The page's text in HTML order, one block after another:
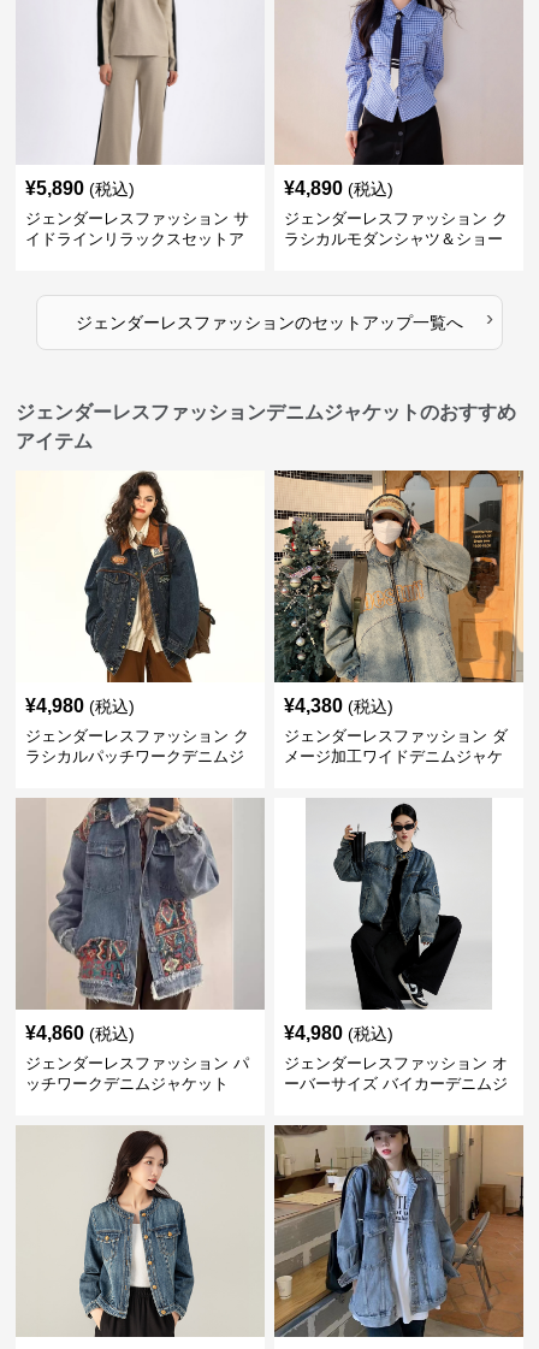
¥5,890 (税込)
ジェンダーレスファッション サ
イドラインリラックスセットア
¥4,890 (税込)
ジェンダーレスファッション ク
ラシカルモダンシャツ＆ショー
ジェンダーレスファッションのセットアップ一覧へ ›
ジェンダーレスファッションデニムジャケットのおすすめ
アイテム
¥4,980 (税込)
ジェンダーレスファッション ク
ラシカルパッチワークデニムジ
¥4,380 (税込)
ジェンダーレスファッション ダ
メージ加工ワイドデニムジャケ
¥4,860 (税込)
ジェンダーレスファッション パ
ッチワークデニムジャケット
¥4,980 (税込)
ジェンダーレスファッション オ
ーバーサイズ バイカーデニムジ